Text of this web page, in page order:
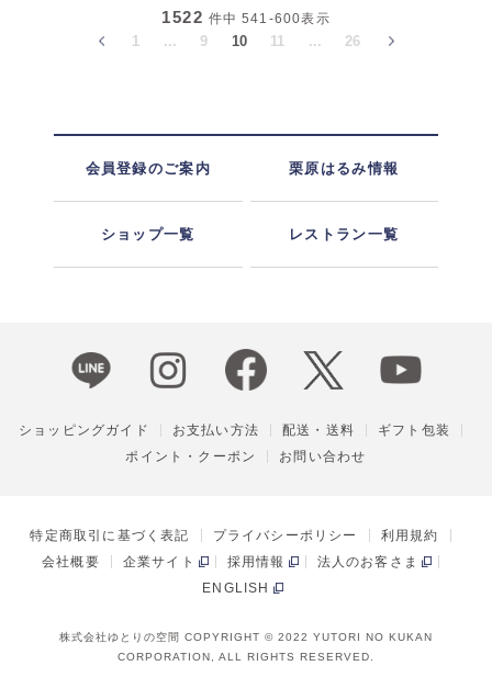
1522 件中 541-600表示
1 ... 9 10 11 ... 26
会員登録のご案内 栗原はるみ情報
ショップ一覧 レストラン一覧
ショッピングガイド お支払い方法 配送・送料
ギフト包装
ポイント・クーポン
お問い合わせ
特定商取引に基づく表記 プライバシーポリシー
利用規約
会社概要
企業サイト 採用情報
法人のお客さま
ENGLISH
株式会社ゆとりの空間 COPYRIGHT © 2022 YUTORI NO KUKAN
CORPORATION, ALL RIGHTS RESERVED.